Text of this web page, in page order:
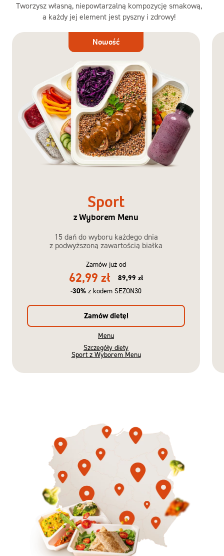
Tworzysz własną, niepowtarzalną kompozycję smakową,
a każdy jej element jest pyszny i zdrowy!
Dieta
Nowość
Sport
z Wyborem Menu
15 dań do wyboru każdego dnia
z podwyższoną zawartością białka
Zamów już od
62,99 zł
89,99 zł
-30% z kodem SEZON30
Zamów dietę!
Menu
Szczegóły diety
Sport z Wyborem Menu